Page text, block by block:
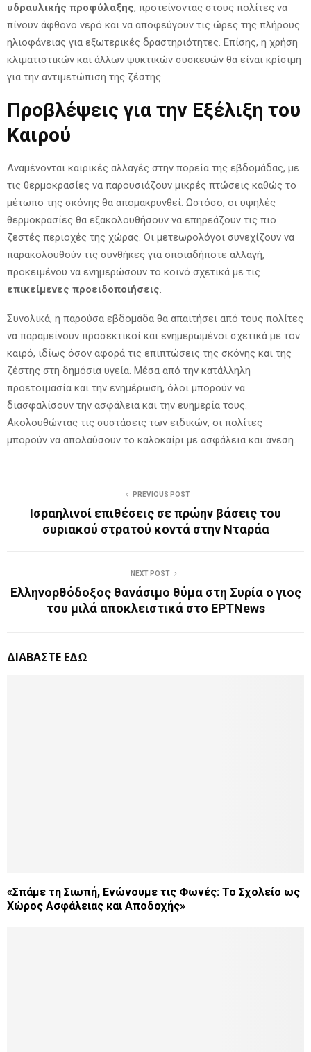
υδραυλικής προφύλαξης, προτείνοντας στους πολίτες να
πίνουν άφθονο νερό και να αποφεύγουν τις ώρες της πλήρους
ηλιοφάνειας για εξωτερικές δραστηριότητες. Επίσης, η χρήση
κλιματιστικών και άλλων ψυκτικών συσκευών θα είναι κρίσιμη
για την αντιμετώπιση της ζέστης.
Προβλέψεις για την Εξέλιξη του
Καιρού
Αναμένονται καιρικές αλλαγές στην πορεία της εβδομάδας, με
τις θερμοκρασίες να παρουσιάζουν μικρές πτώσεις καθώς το
μέτωπο της σκόνης θα απομακρυνθεί. Ωστόσο, οι υψηλές
θερμοκρασίες θα εξακολουθήσουν να επηρεάζουν τις πιο
ζεστές περιοχές της χώρας. Οι μετεωρολόγοι συνεχίζουν να
παρακολουθούν τις συνθήκες για οποιαδήποτε αλλαγή,
προκειμένου να ενημερώσουν το κοινό σχετικά με τις
επικείμενες προειδοποιήσεις
Συνολικά, η παρούσα εβδομάδα θα απαιτήσει από τους πολίτες
να παραμείνουν προσεκτικοί και ενημερωμένοι σχετικά με τον
καιρό, ιδίως όσον αφορά τις επιπτώσεις της σκόνης και της
ζέστης στη δημόσια υγεία. Μέσα από την κατάλληλη
προετοιμασία και την ενημέρωση, όλοι μπορούν να
διασφαλίσουν την ασφάλεια και την ευημερία τους.
Ακολουθώντας τις συστάσεις των ειδικών, οι πολίτες
μπορούν να απολαύσουν το καλοκαίρι με ασφάλεια και άνεση.
PREVIOUS POST
Ισραηλινοί επιθέσεις σε πρώην βάσεις του
συριακού στρατού κοντά στην Νταράα
NEXT POST
Ελληνορθόδοξος θανάσιμο θύμα στη Συρία ο γιος
του μιλά αποκλειστικά στο ΕΡΤNews
ΔΙΑΒΑΣΤΕ ΕΔΩ
«Σπάμε τη Σιωπή, Ενώνουμε τις Φωνές: Το Σχολείο ως
Χώρος Ασφάλειας και Αποδοχής»